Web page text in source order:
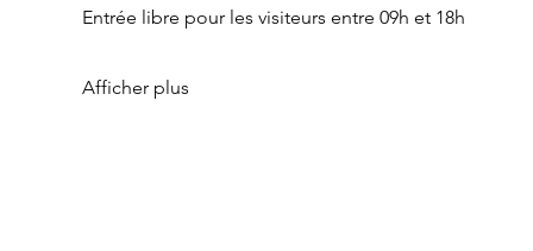
Entrée libre pour les visiteurs entre 09h et 18h
Afficher plus